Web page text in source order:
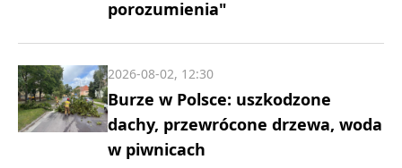
porozumienia"
Burze w Polsce: uszkodzone
dachy, przewrócone drzewa, woda
w piwnicach
2026-08-02, 12:30